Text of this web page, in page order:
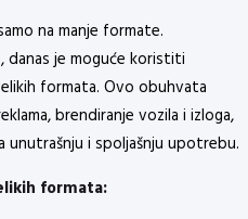
na manje formate.
danas je moguće koristiti
formata. Ovo obuhvata
brendiranje vozila i izloga,
i spoljašnju upotrebu.
formata: